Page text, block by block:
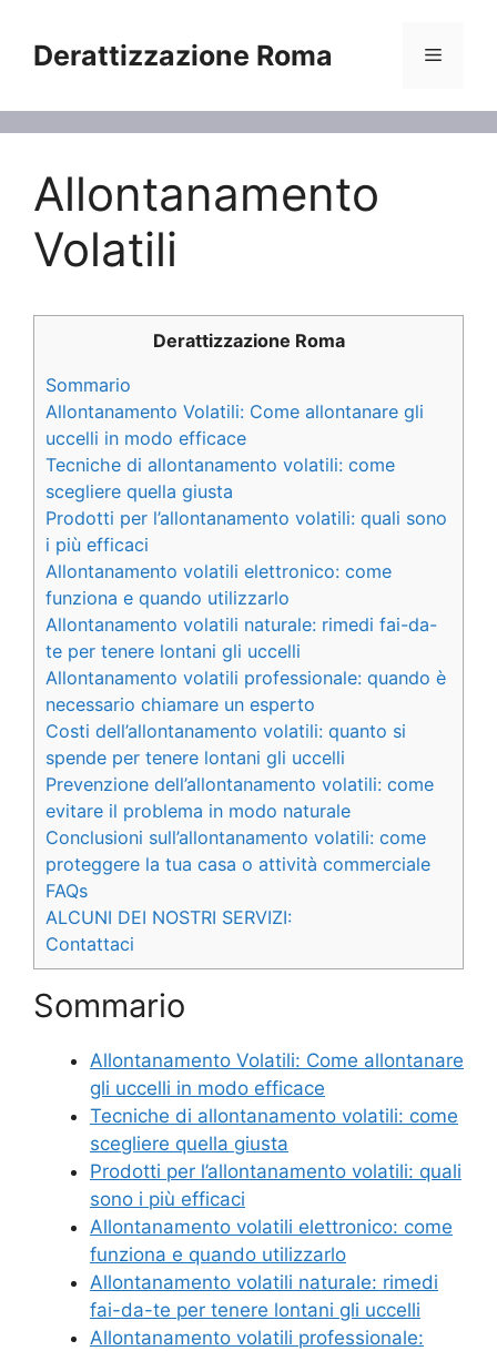
contenuto
Derattizzazione Roma Menu
Allontanamento
Volatili
Derattizzazione Roma
Sommario
Allontanamento Volatili: Come allontanare gli
uccelli in modo efficace
Tecniche di allontanamento volatili: come
scegliere quella giusta
Prodotti per l’allontanamento volatili: quali sono
i più efficaci
Allontanamento volatili elettronico: come
funziona e quando utilizzarlo
Allontanamento volatili naturale: rimedi fai-da-
te per tenere lontani gli uccelli
Allontanamento volatili professionale: quando è
necessario chiamare un esperto
Costi dell’allontanamento volatili: quanto si
spende per tenere lontani gli uccelli
Prevenzione dell’allontanamento volatili: come
evitare il problema in modo naturale
Conclusioni sull’allontanamento volatili: come
proteggere la tua casa o attività commerciale
FAQs
ALCUNI DEI NOSTRI SERVIZI:
Contattaci
Sommario
Allontanamento Volatili: Come allontanare
gli uccelli in modo efficace
Tecniche di allontanamento volatili: come
scegliere quella giusta
Prodotti per l’allontanamento volatili: quali
sono i più efficaci
Allontanamento volatili elettronico: come
funziona e quando utilizzarlo
Allontanamento volatili naturale: rimedi
fai-da-te per tenere lontani gli uccelli
Allontanamento volatili professionale: